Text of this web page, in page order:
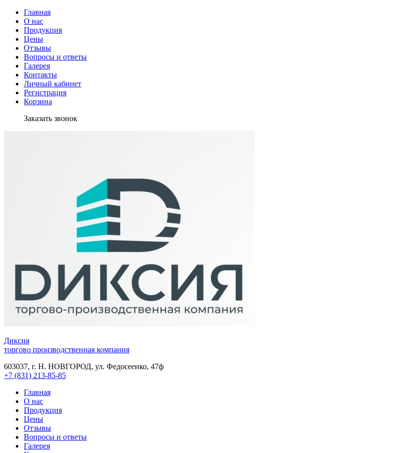
Главная
О нас
Продукция
Цены
Отзывы
Вопросы и ответы
Галерея
Контакты
Личный кабинет
Регистрация
Корзина
Заказать звонок
Диксия
торгово производственная компания
603037, г. Н. НОВГОРОД, ул. Федосеенко, 47ф
+7 (831) 213-85-85
Главная
О нас
Продукция
Цены
Отзывы
Вопросы и ответы
Галерея